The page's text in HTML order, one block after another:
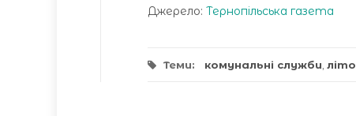
Джерело: Тернопільська газета
Теми: комунальні служби літо